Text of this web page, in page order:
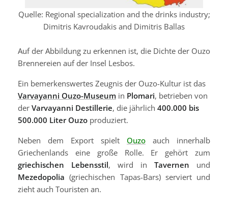
Quelle: Regional specialization and the drinks industry;
Dimitris Kavroudakis and Dimitris Ballas
Auf der Abbildung zu erkennen ist, die Dichte der Ouzo
Brennereien auf der Insel Lesbos.
Ein bemerkenswertes Zeugnis der Ouzo-Kultur ist das
Varvayanni Ouzo-Museum in Plomari, betrieben von
der Varvayanni Destillerie, die jährlich 400.000 bis
500.000 Liter Ouzo produziert.
Neben dem Export spielt Ouzo auch innerhalb
Griechenlands eine große Rolle. Er gehört zum
griechischen Lebensstil, wird in Tavernen und
Mezedopolia (griechischen Tapas-Bars) serviert und
zieht auch Touristen an.